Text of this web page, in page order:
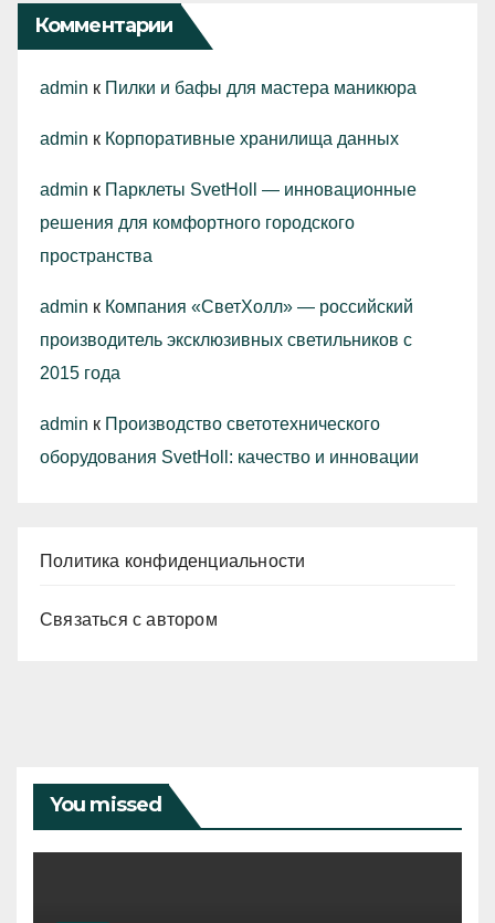
Комментарии
admin к Пилки и бафы для мастера маникюра
admin к Корпоративные хранилища данных
admin к Парклеты SvetHoll — инновационные
решения для комфортного городского
пространства
admin к Компания «СветХолл» — российский
производитель эксклюзивных светильников с
2015 года
admin к Производство светотехнического
оборудования SvetHoll: качество и инновации
Политика конфиденциальности
Связаться с автором
You missed